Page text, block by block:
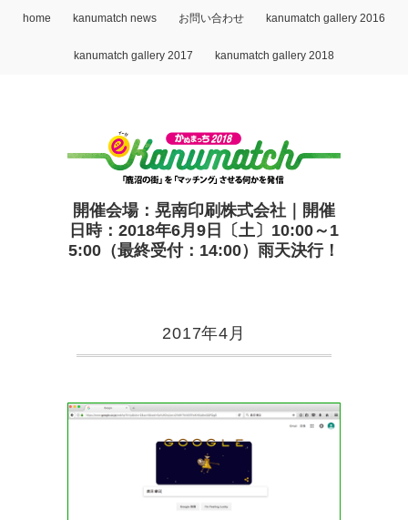
home kanumatch news お問い合わせ kanumatch gallery 2016
kanumatch gallery 2017 kanumatch gallery 2018
開催会場：晃南印刷株式会社｜開催
日時：2018年6月9日〔土〕10:00～1
5:00（最終受付：14:00）雨天決行！
2017年4月